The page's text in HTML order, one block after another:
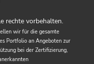
rechte vorbehalten.
wir für die gesamte
Portfolio an Angeboten zur
bei der Zertifizierung,